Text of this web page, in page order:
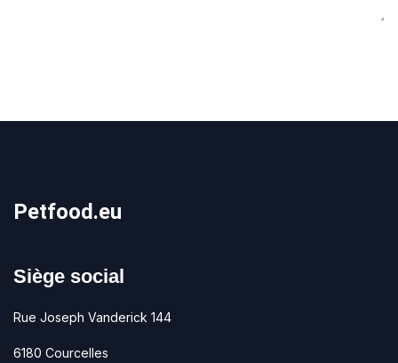
Petfood.eu
Siège social
Rue Joseph Vanderick 144
6180 Courcelles